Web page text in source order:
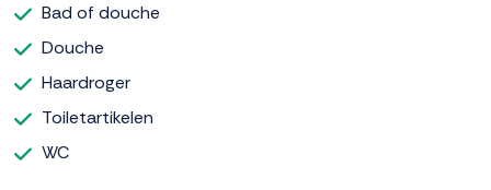
Bad of douche
Douche
Haardroger
Toiletartikelen
WC